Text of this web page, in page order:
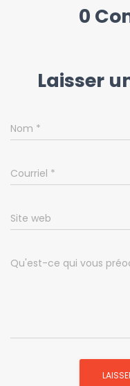
0
Laisser
Nom *
Courriel *
Site web
Qu'est-ce qui vous